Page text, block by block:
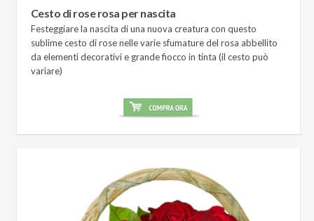
Cesto di rose rosa per nascita
Festeggiare la nascita di una nuova creatura con questo
sublime cesto di rose nelle varie sfumature del rosa abbellito
da elementi decorativi e grande fiocco in tinta (il cesto può
variare)